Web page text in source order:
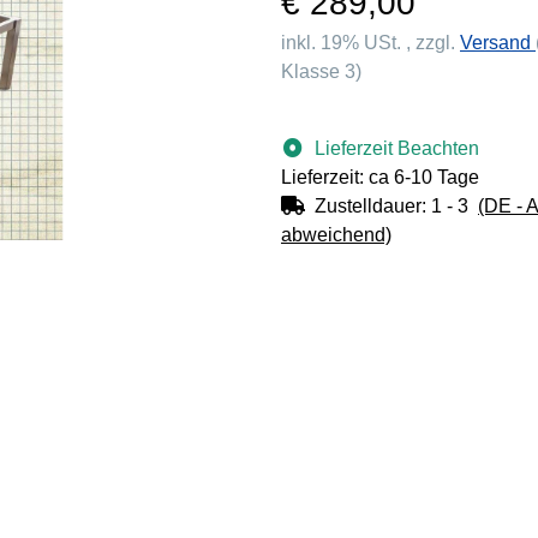
inkl. 19% USt. , zzgl. Versand
Klasse 3)
Lieferzeit Beachten
Lieferzeit: ca 6-10 Tage
Zustelldauer: 1 - 3 (DE -
abweichend)